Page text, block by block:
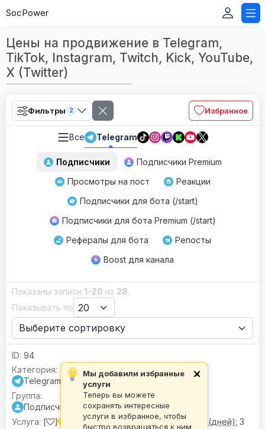
SocPower
Цены на продвижение в Telegram,
TikTok, Instagram, Twitch, Kick, YouTube,
X (Twitter)
Фильтры 2 Избранное
Все Telegram
Подписчики
Подписчики Premium
Просмотры на пост
Реакции
Подписчики для бота (/start)
Подписчики для бота Premium (/start)
Рефералы для бота
Репосты
Boost для канала
Показаны записи 1-20 из 28.
Показывать по
94
Telegram
Подписчики
[
] Подписчики | 🌍 Гео:Микс •❌ Drop (дней): 3
Мы добавили избранные
услуги
Теперь вы можете
сохранять интересные
услуги в избранное, чтобы
быстро возвращаться к ним
×